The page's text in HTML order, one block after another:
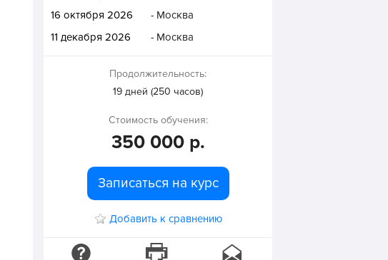
16 октября 2026
- Москва
11 декабря 2026
- Москва
Продолжительность:
19 дней (250 часов)
Стоимость обучения:
350 000 р.
Записаться на курс
Добавить к сравнению